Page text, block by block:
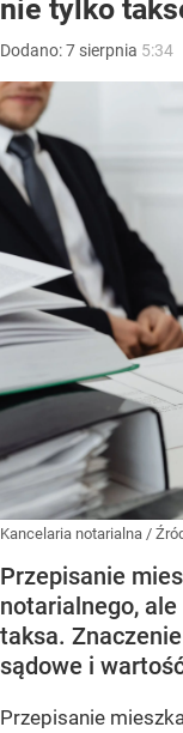
nie tylko
Dodano:7 sierpnia 5:34
Kancelaria notarialna /
Przepisanie
notarialnego,
taksa.
sądowe i
Przepisanie